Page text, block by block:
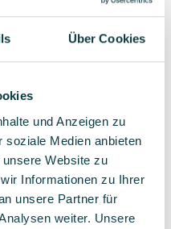
Über Cookies
und Anzeigen zu
soziale Medien anbieten
Website zu
Informationen zu Ihrer
unsere Partner für
weiter. Unsere
und
vertritt
aus
damit zu den Top
& Sommer